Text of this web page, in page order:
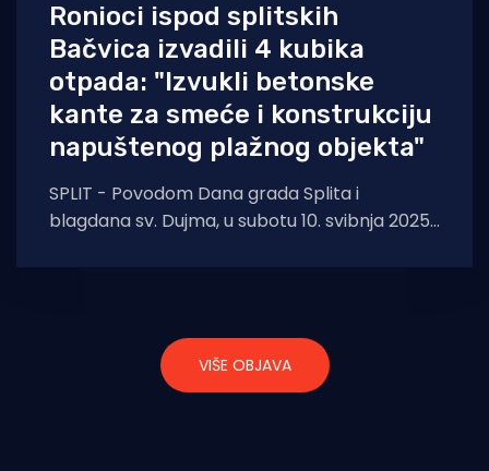
Ronioci ispod splitskih
Bačvica izvadili 4 kubika
otpada: "Izvukli betonske
kante za smeće i konstrukciju
napuštenog plažnog objekta"
SPLIT - Povodom Dana grada Splita i
blagdana sv. Dujma, u subotu 10. svibnja 2025.,
VIŠE OBJAVA